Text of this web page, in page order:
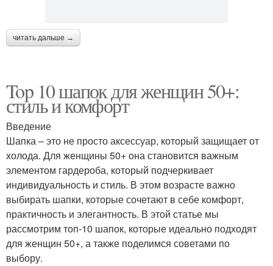
читать дальше →
Top 10 шапок для женщин 50+:
стиль и комфорт
Введение
Шапка – это не просто аксессуар, который защищает от
холода. Для женщины 50+ она становится важным
элементом гардероба, который подчеркивает
индивидуальность и стиль. В этом возрасте важно
выбирать шапки, которые сочетают в себе комфорт,
практичность и элегантность. В этой статье мы
рассмотрим топ-10 шапок, которые идеально подходят
для женщин 50+, а также поделимся советами по
выбору.